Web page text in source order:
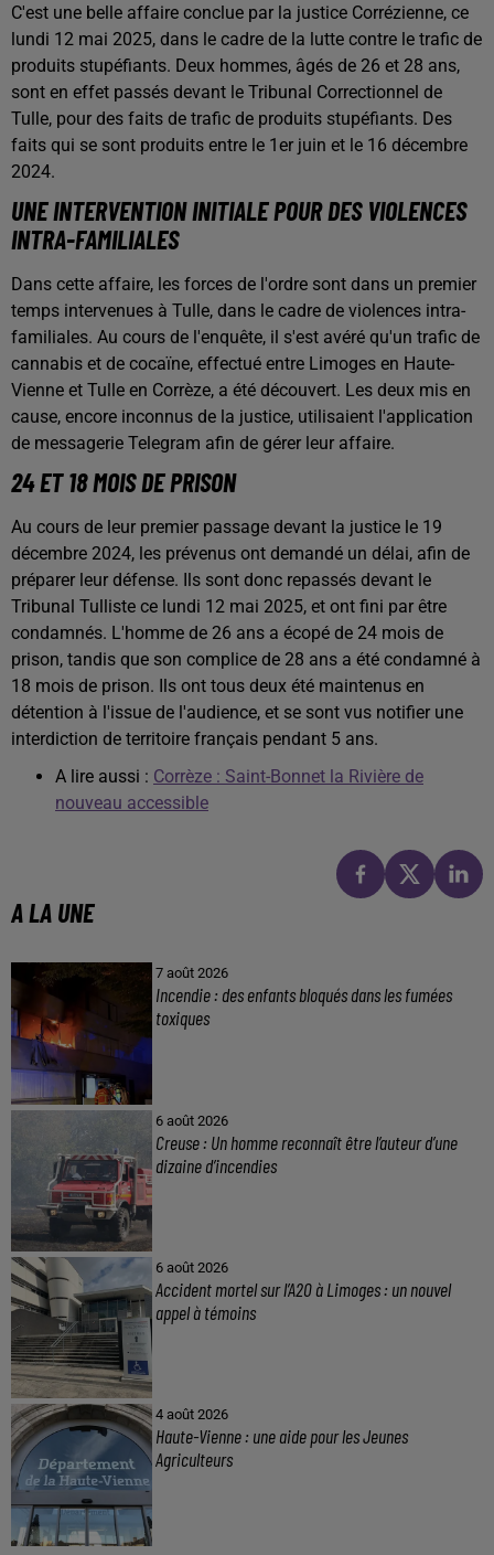
C'est une belle affaire conclue par la justice Corrézienne, ce
lundi 12 mai 2025, dans le cadre de la lutte contre le trafic de
produits stupéfiants. Deux hommes, âgés de 26 et 28 ans,
sont en effet passés devant le Tribunal Correctionnel de
Tulle, pour des faits de trafic de produits stupéfiants. Des
faits qui se sont produits entre le 1er juin et le 16 décembre
2024.
UNE INTERVENTION INITIALE POUR DES VIOLENCES
INTRA-FAMILIALES
Dans cette affaire, les forces de l'ordre sont dans un premier
temps intervenues à Tulle, dans le cadre de violences intra-
familiales. Au cours de l'enquête, il s'est avéré qu'un trafic de
cannabis et de cocaïne, effectué entre Limoges en Haute-
Vienne et Tulle en Corrèze, a été découvert. Les deux mis en
cause, encore inconnus de la justice, utilisaient l'application
de messagerie Telegram afin de gérer leur affaire.
24 ET 18 MOIS DE PRISON
Au cours de leur premier passage devant la justice le 19
décembre 2024, les prévenus ont demandé un délai, afin de
préparer leur défense. Ils sont donc repassés devant le
Tribunal Tulliste ce lundi 12 mai 2025, et ont fini par être
condamnés. L'homme de 26 ans a écopé de 24 mois de
prison, tandis que son complice de 28 ans a été condamné à
18 mois de prison. Ils ont tous deux été maintenus en
détention à l'issue de l'audience, et se sont vus notifier une
interdiction de territoire français pendant 5 ans.
A lire aussi : Corrèze : Saint-Bonnet la Rivière de
nouveau accessible
A LA UNE
7 août 2026
Incendie : des enfants bloqués dans les fumées
toxiques
6 août 2026
Creuse : Un homme reconnaît être l’auteur d’une
dizaine d’incendies
6 août 2026
Accident mortel sur l’A20 à Limoges : un nouvel
appel à témoins
4 août 2026
Haute-Vienne : une aide pour les Jeunes
Agriculteurs